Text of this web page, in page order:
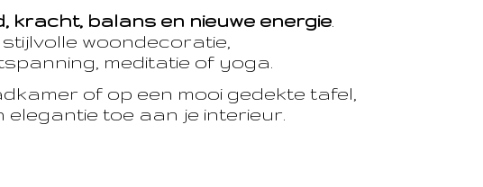
kracht, balans en nieuwe energie.
woondecoratie,
meditatie of yoga.
of op een mooi gedekte tafel,
toe aan je interieur.